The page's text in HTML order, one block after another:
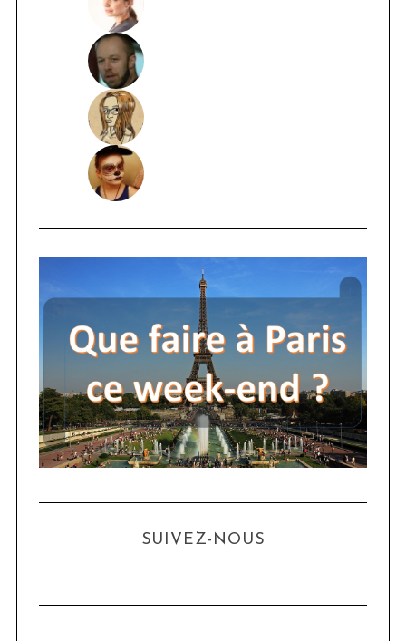
SUIVEZ-NOUS